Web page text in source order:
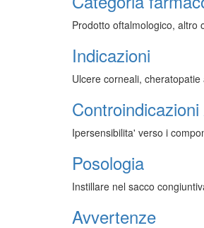
Prodotto oftalmologico, altro
Indicazioni
Ulcere corneali,
Ipersensibilita' verso i
Posologia
Instillare nel sacco
Avvertenze